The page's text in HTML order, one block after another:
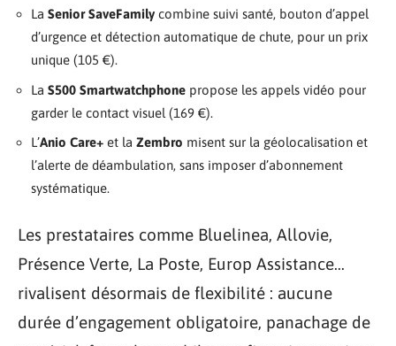
La Senior SaveFamily combine suivi santé, bouton d’appel
d’urgence et détection automatique de chute, pour un prix
unique (105 €).
La S500 Smartwatchphone propose les appels vidéo pour
garder le contact visuel (169 €).
L’Anio Care+ et la Zembro misent sur la géolocalisation et
l’alerte de déambulation, sans imposer d’abonnement
systématique.
Les prestataires comme Bluelinea, Allovie,
Présence Verte, La Poste, Europ Assistance…
rivalisent désormais de flexibilité : aucune
durée d’engagement obligatoire, panachage de